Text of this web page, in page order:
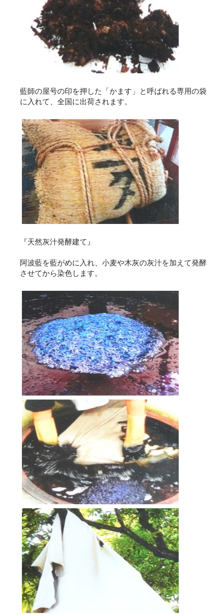
藍師の屋号の印を押した「かます」と呼ばれる専用の袋
に入れて、全国に出荷されます。
『天然灰汁発酵建て』
阿波藍を藍がめに入れ、小麦や木灰の灰汁を加えて発酵
させてから染色します。